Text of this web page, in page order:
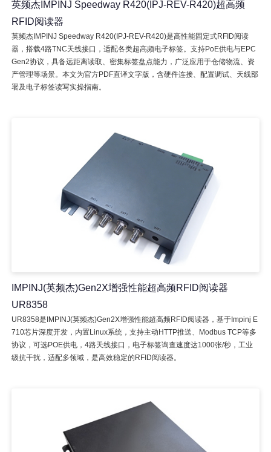
英频杰IMPINJ Speedway R420(IPJ-REV-R420)超高频
RFID阅读器
英频杰IMPINJ Speedway R420(IPJ-REV-R420)是高性能固定式RFID阅读
器，搭载4路TNC天线接口，适配各类超高频电子标签。支持PoE供电与EPC
Gen2协议，具备远距离读取、密集标签盘点能力，广泛应用于仓储物流、资
产管理等场景。本文为官方PDF直译文字版，含硬件连接、配置调试、天线部
署及电子标签读写实操指南。
IMPINJ(英频杰)Gen2X增强性能超高频RFID阅读器
UR8358
UR8358是IMPINJ(英频杰)Gen2X增强性能超高频RFID阅读器，基于Impinj E
710芯片深度开发，内置Linux系统，支持主动HTTP推送、Modbus TCP等多
协议，可选POE供电，4路天线接口，电子标签询查速度达1000张/秒，工业
级抗干扰，适配多领域，是高效稳定的RFID阅读器。